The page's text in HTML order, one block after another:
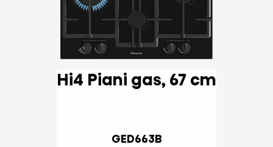
Hi4 Piani gas, 67 cm
GED663B